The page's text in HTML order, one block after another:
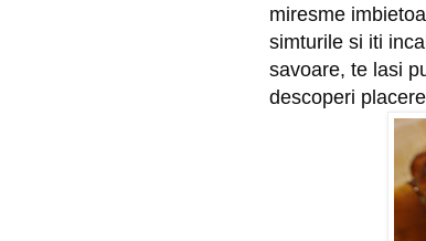
miresme
simturile si iti
savoare, te lasi
descoperi